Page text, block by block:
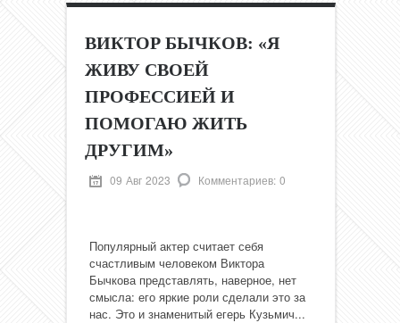
ВИКТОР БЫЧКОВ: «Я
ЖИВУ СВОЕЙ
ПРОФЕССИЕЙ И
ПОМОГАЮ ЖИТЬ
ДРУГИМ»
09 Авг 2023 Комментариев: 0
Популярный актер считает себя
счастливым человеком Виктора
Бычкова представлять, наверное, нет
смысла: его яркие роли сделали это за
нас. Это и знаменитый егерь Кузьмич...